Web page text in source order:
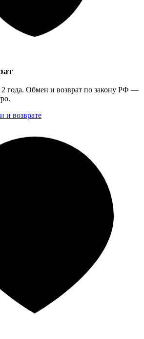
года. Обмен и возврат по закону РФ —
и возврате